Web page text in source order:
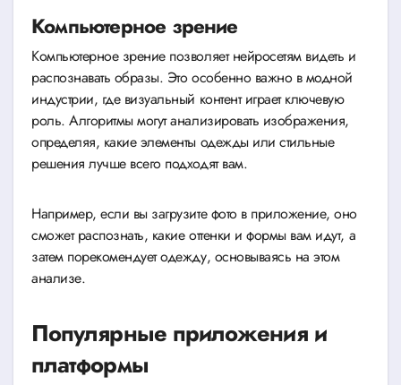
Компьютерное зрение
Компьютерное зрение позволяет нейросетям видеть и
распознавать образы. Это особенно важно в модной
индустрии, где визуальный контент играет ключевую
роль. Алгоритмы могут анализировать изображения,
определяя, какие элементы одежды или стильные
решения лучше всего подходят вам.
Например, если вы загрузите фото в приложение, оно
сможет распознать, какие оттенки и формы вам идут, а
затем порекомендует одежду, основываясь на этом
анализе.
Популярные приложения и
платформы